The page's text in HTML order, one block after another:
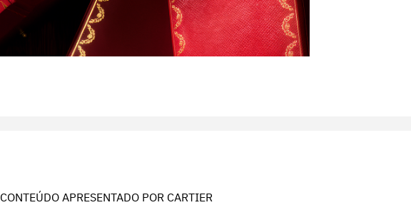
CONTEÚDO APRESENTADO POR CARTIER